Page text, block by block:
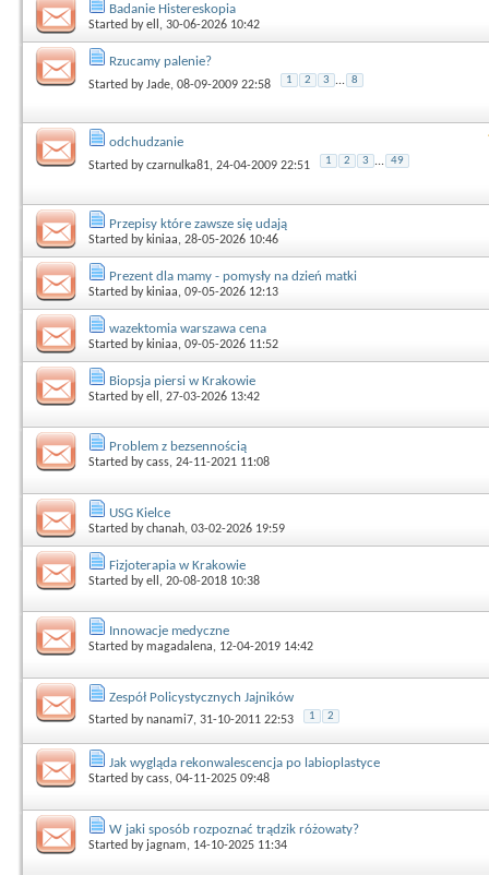
Badanie Histereskopia
Started byell , 30-06-2026 10:42
Rzucamy palenie?
Started byJade, 08-09-2009 22:58 1 2 3 ... 8
odchudzanie
Started byczarnulka81, 24-04-2009 22:51 1 2 3 ... 49
Przepisy które zawsze się udają
Started by kiniaa, 28-05-2026 10:46
Prezent dla mamy - pomysły na dzień matki
Started by kiniaa, 09-05-2026 12:13
wazektomia warszawa cena
Started by kiniaa, 09-05-2026 11:52
Biopsja piersi w Krakowie
Started byell , 27-03-2026 13:42
Problem z bezsennością
Started bycass, 24-11-2021 11:08
USG Kielce
Started bychanah, 03-02-2026 19:59
Fizjoterapia w Krakowie
Started byell , 20-08-2018 10:38
Innowacje medyczne
Started bymagadalena, 12-04-2019 14:42
Zespół Policystycznych Jajników
Started bynanami7, 31-10-2011 22:53 1 2
Jak wygląda rekonwalescencja po labioplastyce
Started bycass, 04-11-2025 09:48
W jaki sposób rozpoznać trądzik różowaty?
Started by jagnam, 14-10-2025 11:34